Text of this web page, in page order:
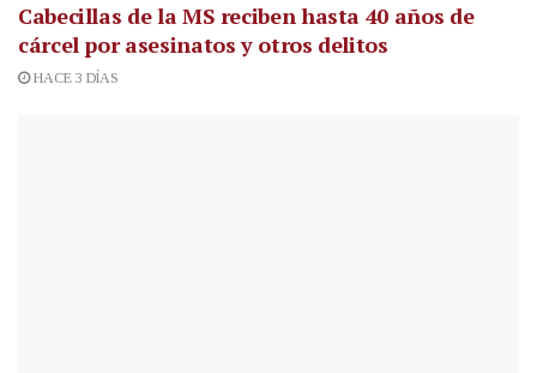
Cabecillas de la MS reciben hasta 40 años de
cárcel por asesinatos y otros delitos
HACE 3 DÍAS